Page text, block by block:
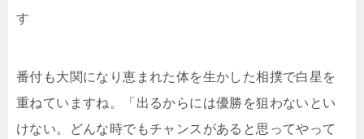
す
番付も大関になり恵まれた体を生かした相撲で白星を
重ねていますね。「出るからには優勝を狙わないとい
けない。どんな時でもチャンスがあると思ってやって